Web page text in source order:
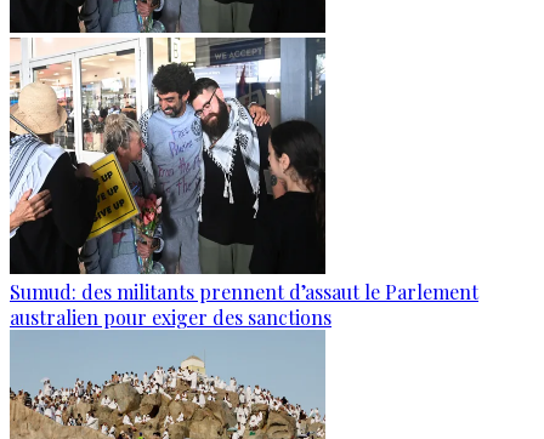
Sumud: des militants prennent d’assaut le Parlement
australien pour exiger des sanctions